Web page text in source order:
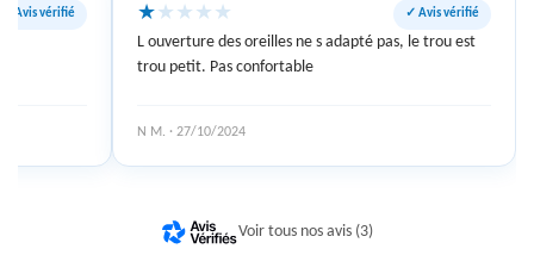
✓ Avis vérifié ★★ ★ ★ ★ ✓ Avis vérifié
L ouverture des oreilles ne s adapté pas, le trou est
trou petit. Pas confortable
N M. · 27/10/2024
Voir tous nos avis (3)